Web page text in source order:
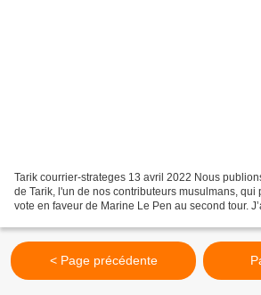
Tarik courrier-strateges 13 avril 2022 Nous
de Tarik, l'un de nos contributeurs musulmans, qui
vote en faveur de Marine Le Pen au second tour.
< Page précédente